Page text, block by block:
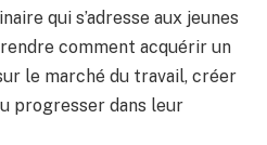
qui s’adresse aux jeunes
comment acquérir un
le marché du travail, créer
progresser dans leur